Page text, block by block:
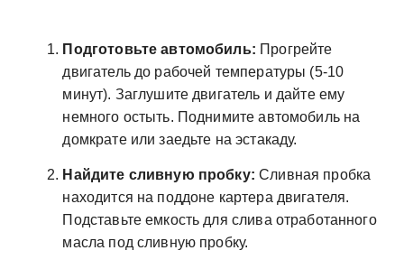
Подготовьте автомобиль: Прогрейте
двигатель до рабочей температуры (5-10
минут). Заглушите двигатель и дайте ему
немного остыть. Поднимите автомобиль на
домкрате или заедьте на эстакаду.
Найдите сливную пробку: Сливная пробка
находится на поддоне картера двигателя.
Подставьте емкость для слива отработанного
масла под сливную пробку.